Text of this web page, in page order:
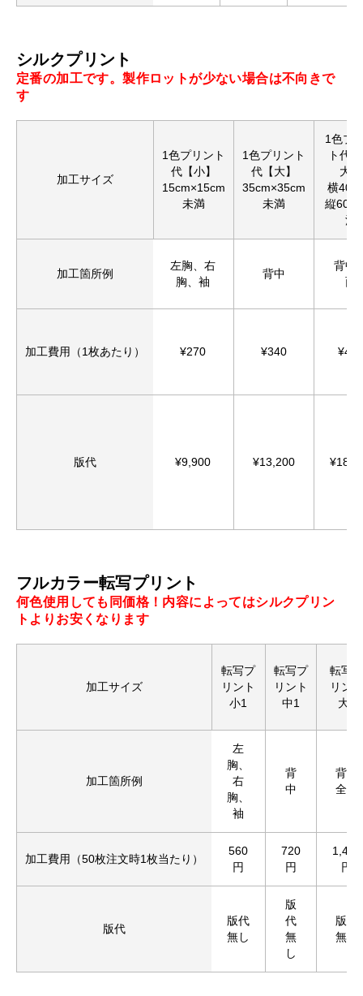
シルクプリント
定番の加工です。製作ロットが少ない場合は不向きで
す
加工サイズ
1色プリント
代【小】
15cm×15cm
未満
1色プリント
代【大】
35cm×35cm
未満
1色プ
ト代
大】
横
縦
満
加工箇所例
左胸、右
胸、袖
背中
背中
面
加工費用（1枚あたり） ¥270 ¥340 ¥440
版代 ¥9,900 ¥13,200
フルカラー転写プリント
何色使用しても同価格！内容によってはシルクプリン
トよりお安くなります
加工サイズ
転写プ
リント
小1
転写プ
リント
中1
転写プ
リント
大1
加工箇所例
左
胸、
右
胸、
袖
背
中
背中
全面
加工費用（50枚注文時1枚当たり）
560
円
720
円
1,430
円
版代
版代
無し
版
代
無
し
版代
無し